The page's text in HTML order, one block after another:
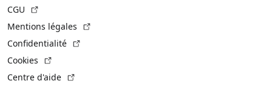
CGU
Mentions légales
Confidentialité
Cookies
Centre d'aide